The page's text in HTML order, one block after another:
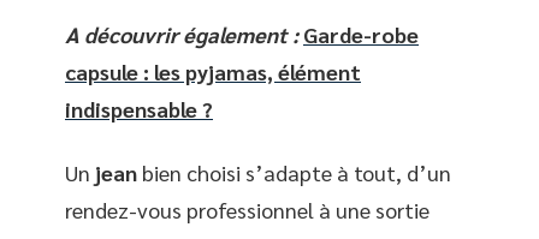
A découvrir également : Garde-robe
capsule : les pyjamas, élément
indispensable ?
Un jean bien choisi s’adapte à tout, d’un
rendez-vous professionnel à une sortie